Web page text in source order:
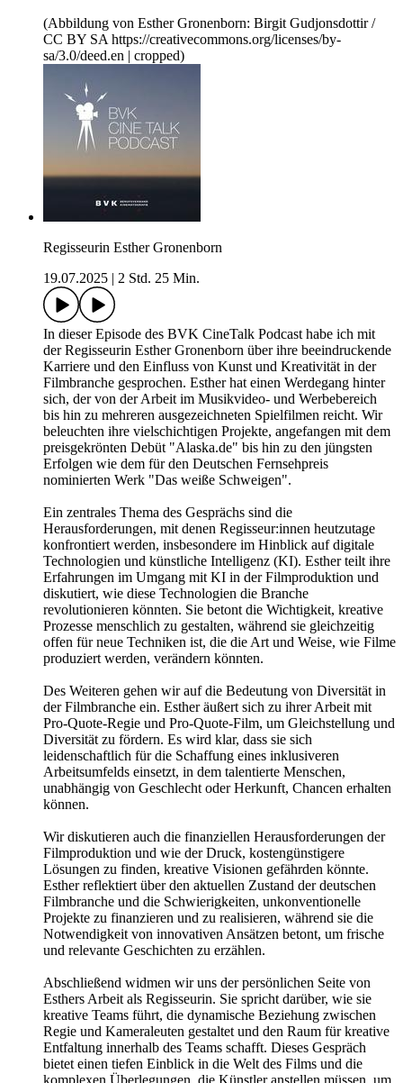
(Abbildung von Esther Gronenborn: Birgit Gudjonsdottir /
CC BY SA https://creativecommons.org/licenses/by-
sa/3.0/deed.en | cropped)
Regisseurin Esther Gronenborn
19.07.2025
2 Std. 25 Min.
In dieser Episode des BVK CineTalk Podcast habe ich mit
der Regisseurin Esther Gronenborn über ihre beeindruckende
Karriere und den Einfluss von Kunst und Kreativität in der
Filmbranche gesprochen. Esther hat einen Werdegang hinter
sich, der von der Arbeit im Musikvideo- und Werbebereich
bis hin zu mehreren ausgezeichneten Spielfilmen reicht. Wir
beleuchten ihre vielschichtigen Projekte, angefangen mit dem
preisgekrönten Debüt "Alaska.de" bis hin zu den jüngsten
Erfolgen wie dem für den Deutschen Fernsehpreis
nominierten Werk "Das weiße Schweigen".
Ein zentrales Thema des Gesprächs sind die
Herausforderungen, mit denen Regisseur:innen heutzutage
konfrontiert werden, insbesondere im Hinblick auf digitale
Technologien und künstliche Intelligenz (KI). Esther teilt ihre
Erfahrungen im Umgang mit KI in der Filmproduktion und
diskutiert, wie diese Technologien die Branche
revolutionieren könnten. Sie betont die Wichtigkeit, kreative
Prozesse menschlich zu gestalten, während sie gleichzeitig
offen für neue Techniken ist, die die Art und Weise, wie Filme
produziert werden, verändern könnten.
Des Weiteren gehen wir auf die Bedeutung von Diversität in
der Filmbranche ein. Esther äußert sich zu ihrer Arbeit mit
Pro-Quote-Regie und Pro-Quote-Film, um Gleichstellung und
Diversität zu fördern. Es wird klar, dass sie sich
leidenschaftlich für die Schaffung eines inklusiveren
Arbeitsumfelds einsetzt, in dem talentierte Menschen,
unabhängig von Geschlecht oder Herkunft, Chancen erhalten
können.
Wir diskutieren auch die finanziellen Herausforderungen der
Filmproduktion und wie der Druck, kostengünstigere
Lösungen zu finden, kreative Visionen gefährden könnte.
Esther reflektiert über den aktuellen Zustand der deutschen
Filmbranche und die Schwierigkeiten, unkonventionelle
Projekte zu finanzieren und zu realisieren, während sie die
Notwendigkeit von innovativen Ansätzen betont, um frische
und relevante Geschichten zu erzählen.
Abschließend widmen wir uns der persönlichen Seite von
Esthers Arbeit als Regisseurin. Sie spricht darüber, wie sie
kreative Teams führt, die dynamische Beziehung zwischen
Regie und Kameraleuten gestaltet und den Raum für kreative
Entfaltung innerhalb des Teams schafft. Dieses Gespräch
bietet einen tiefen Einblick in die Welt des Films und die